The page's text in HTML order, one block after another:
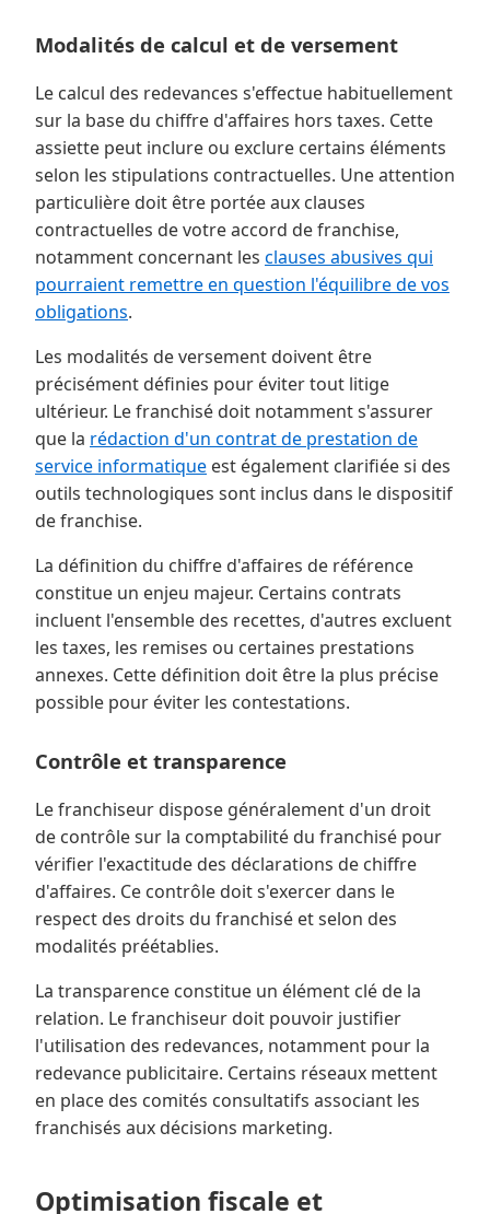
Modalités de calcul et de versement
Le calcul des redevances s'effectue habituellement
sur la base du chiffre d'affaires hors taxes. Cette
assiette peut inclure ou exclure certains éléments
selon les stipulations contractuelles. Une attention
particulière doit être portée aux clauses
contractuelles de votre accord de franchise,
notamment concernant les clauses abusives qui
pourraient remettre en question l'équilibre de vos
obligations.
Les modalités de versement doivent être
précisément définies pour éviter tout litige
ultérieur. Le franchisé doit notamment s'assurer
que la rédaction d'un contrat de prestation de
service informatique est également clarifiée si des
outils technologiques sont inclus dans le dispositif
de franchise.
La définition du chiffre d'affaires de référence
constitue un enjeu majeur. Certains contrats
incluent l'ensemble des recettes, d'autres excluent
les taxes, les remises ou certaines prestations
annexes. Cette définition doit être la plus précise
possible pour éviter les contestations.
Contrôle et transparence
Le franchiseur dispose généralement d'un droit
de contrôle sur la comptabilité du franchisé pour
vérifier l'exactitude des déclarations de chiffre
d'affaires. Ce contrôle doit s'exercer dans le
respect des droits du franchisé et selon des
modalités préétablies.
La transparence constitue un élément clé de la
relation. Le franchiseur doit pouvoir justifier
l'utilisation des redevances, notamment pour la
redevance publicitaire. Certains réseaux mettent
en place des comités consultatifs associant les
franchisés aux décisions marketing.
Optimisation fiscale et